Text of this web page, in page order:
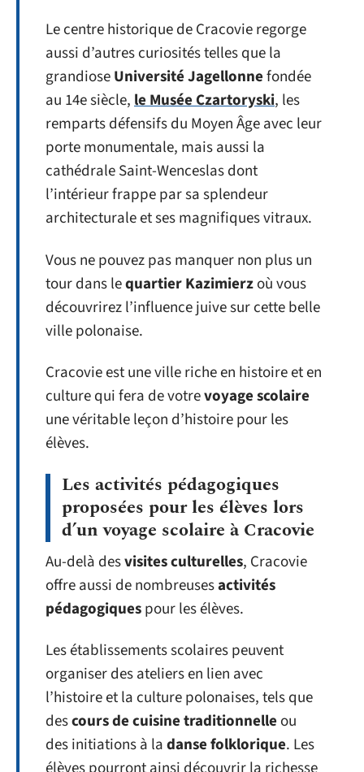
Le centre historique de Cracovie regorge
aussi d’autres curiosités telles que la
grandioseUniversité Jagellonnefondée
au 14e siècle,le Musée Czartoryski, les
remparts défensifs du Moyen Âge avec leur
porte monumentale, mais aussi la
cathédrale Saint-Wenceslas dont
l’intérieur frappe par sa splendeur
architecturale et ses magnifiques vitraux.
Vous ne pouvez pas manquer non plus un
tour dans lequartier Kazimierzoù vous
découvrirez l’influence juive sur cette belle
ville polonaise.
Cracovie est une ville riche en histoire et en
culture qui fera de votrevoyage scolaire
une véritable leçon d’histoire pour les
élèves.
Les activités pédagogiques
proposées pour les élèves lors
d’un voyage scolaire à Cracovie
Au-delà desvisites culturelles, Cracovie
offre aussi de nombreusesactivités
pédagogiquespour les élèves.
Les établissements scolaires peuvent
organiser des ateliers en lien avec
l’histoire et la culture polonaises, tels que
descours de cuisine traditionnelle ou
des initiations à ladanse folklorique. Les